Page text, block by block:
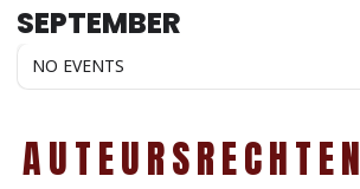
SEPTEMBER
NO EVENTS
AUTEURSRECHTEN